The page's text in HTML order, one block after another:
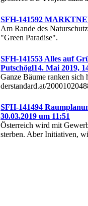
SFH-141592
Am Rande des
"Green Paradise".
SFH-141553 Alles auf
Putschögl14. Mai 2019,
Ganze Bäume ranken sich
derstandard.at/
SFH-141494
30.03.2019 um 11:51
Österreich wird mit
sterben. Aber Initiativen,